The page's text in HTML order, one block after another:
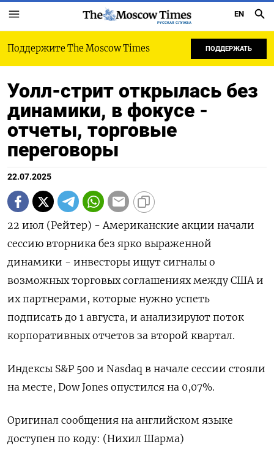
РУССКАЯ СЛУЖБА
EN
Поддержите The Moscow Times ПОДДЕРЖАТЬ
Уолл-стрит открылась без
динамики, в фокусе -
отчеты, торговые
переговоры
22.07.2025
22 июл (Рейтер) - Американские акции начали
сессию вторника без ярко выраженной
динамики - инвесторы ищут сигналы о
возможных торговых соглашениях между США и
их партнерами, которые нужно успеть
подписать до 1 августа, и анализируют поток
корпоративных отчетов за второй квартал.
Индексы S&P 500 и Nasdaq в начале сессии стояли
на месте, Dow Jones опустился на 0,07%.
Оригинал сообщения на английском языке
доступен по коду: (Нихил Шарма)